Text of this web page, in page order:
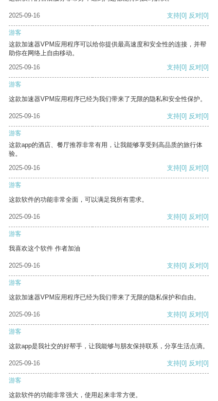
2025-09-16 支持[0] 反对[0]
游客
这款加速器VPM应用程序可以给你提供最高速度和安全性的连接，并帮
助你在网络上自由移动。
2025-09-16
支持[0] 反对[0]
游客
这款加速器VPM应用程序已经为我们带来了无限的隐私和安全性保护。
2025-09-16 支持[0] 反对[0]
游客
这款app的酒店、餐厅推荐非常有用，让我能够享受到高品质的旅行体
验。
2025-09-16
支持[0] 反对[0]
游客
这款软件的功能非常全面，可以满足我所有需求。
2025-09-16 支持[0] 反对[0]
游客
我喜欢这个软件 作者加油
2025-09-16 支持[0] 反对[0]
游客
这款加速器VPM应用程序已经为我们带来了无限的隐私保护和自由。
2025-09-16 支持[0] 反对[0]
游客
这款app是我社交的好帮手，让我能够与朋友保持联系，分享生活点滴。
2025-09-16 支持[0] 反对[0]
游客
这款软件的功能非常强大，使用起来非常方便。